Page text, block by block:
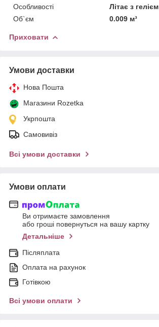
Особливості
Літає з гелієм
Об`єм
0.009 м³
Приховати
Умови доставки
Нова Пошта
Магазини Rozetka
Укрпошта
Самовивіз
Всі умови доставки
Умови оплати
Ви отримаєте замовлення
або гроші повернуться на вашу картку
Детальніше
Післяплата
Оплата на рахунок
Готівкою
Всі умови оплати